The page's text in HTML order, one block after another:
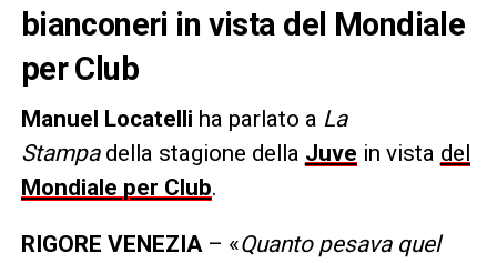
bianconeri in vista del Mondiale
per Club
Manuel Locatelli ha parlato a La
Stampadella stagione della Juve in vista del
Mondiale per Club.
RIGORE VENEZIA– «Quanto pesava quel